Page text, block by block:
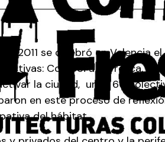
2011 se celebró en Valencia
Comboi a la Fresca.
la ciudad, unos 60
en este proceso de
del hábitat.